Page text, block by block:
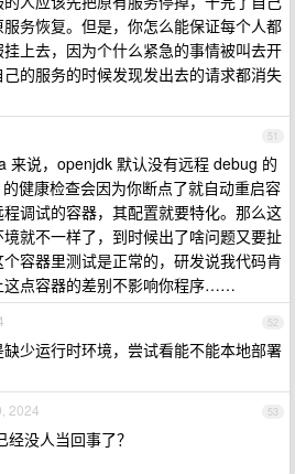
务恢复。但是，你怎么能保证每个人都
上去，因为个什么紧急的事情被叫去开
的服务的时候发现发出去的请求都消失
51
来说，openjdk 默认没有远程 debug 的
健康检查会因为你断点了就自动重启容
调试的容器，其配置就要特化。那么这
就不一样了，到时候出了啥问题又要扯
容器里测试是正常的，研发说我代码肯
这点容器的差别不影响你程序……
52
少运行时环境，尝试看能不能本地部署
53
2024
没人当回事了？